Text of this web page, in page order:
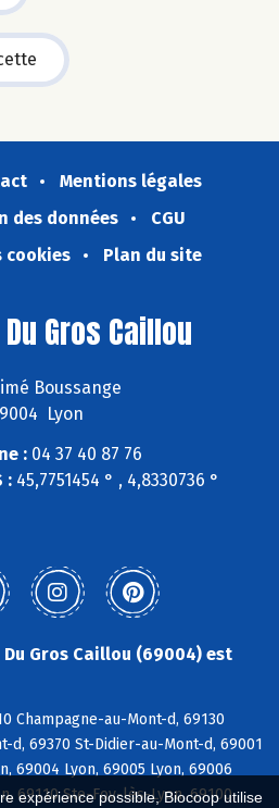
expérience possible, Biocoop utilise
Mentions légales
des données
CGU
cookies
Plan du site
Gros Caillou
Boussange
Lyon
:04 37 40 87 76
:45,7751454 ° , 4,8330736 °
Gros Caillou (69004) est
Champagne-au-Mont-d, 69130
d, 69370 St-Didier-au-Mont-d, 69001
69004 Lyon, 69005 Lyon, 69006
69110 Ste-Foy-lès-Lyon, 69100